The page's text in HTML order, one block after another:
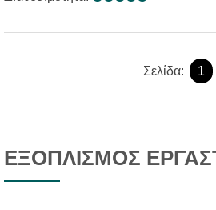
Σελίδα: 1
ΕΞΟΠΛΙΣΜΟΣ